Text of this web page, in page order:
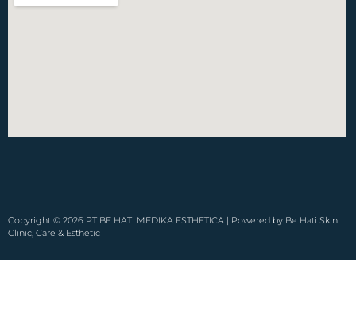
Copyright © 2026 PT BE HATI MEDIKA ESTHETICA | Powered by Be Hati Skin
Clinic, Care & Esthetic